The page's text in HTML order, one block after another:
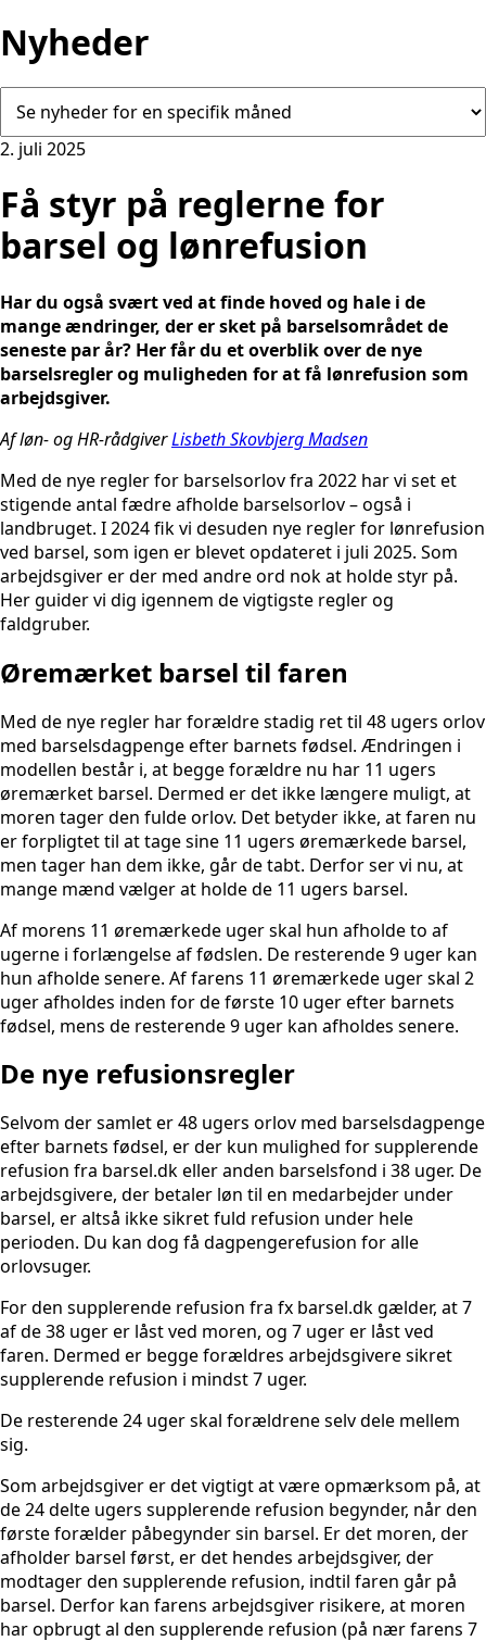
Nyheder
2. juli 2025
Få styr på reglerne for
barsel og lønrefusion
Har du også svært ved at finde hoved og hale i de
mange ændringer, der er sket på barselsområdet de
seneste par år? Her får du et overblik over de nye
barselsregler og muligheden for at få lønrefusion som
arbejdsgiver.
Af løn- og HR-rådgiverLisbeth Skovbjerg Madsen
Med de nye regler for barselsorlov fra 2022 har vi set et
stigende antal fædre afholde barselsorlov – også i
landbruget. I 2024 fik vi desuden nye regler for lønrefusion
ved barsel, som igen er blevet opdateret i juli 2025. Som
arbejdsgiver er der med andre ord nok at holde styr på.
Her guider vi dig igennem de vigtigste regler og
faldgruber.
Øremærket barsel til faren
Med de nye regler har forældre stadig ret til 48 ugers orlov
med barselsdagpenge efter barnets fødsel. Ændringen i
modellen består i, at begge forældre nu har 11 ugers
øremærket barsel. Dermed er det ikke længere muligt, at
moren tager den fulde orlov. Det betyder ikke, at faren nu
er forpligtet til at tage sine 11 ugers øremærkede barsel,
men tager han dem ikke, går de tabt. Derfor ser vi nu, at
mange mænd vælger at holde de 11 ugers barsel.
Af morens 11 øremærkede uger skal hun afholde to af
ugerne i forlængelse af fødslen. De resterende 9 uger kan
hun afholde senere. Af farens 11 øremærkede uger skal 2
uger afholdes inden for de første 10 uger efter barnets
fødsel, mens de resterende 9 uger kan afholdes senere.
De nye refusionsregler
Selvom der samlet er 48 ugers orlov med barselsdagpenge
efter barnets fødsel, er der kun mulighed for supplerende
refusion fra barsel.dk eller anden barselsfond i 38 uger. De
arbejdsgivere, der betaler løn til en medarbejder under
barsel, er altså ikke sikret fuld refusion under hele
perioden. Du kan dog få dagpengerefusion for alle
orlovsuger.
For den supplerende refusion fra fx barsel.dk gælder, at 7
af de 38 uger er låst ved moren, og 7 uger er låst ved
faren. Dermed er begge forældres arbejdsgivere sikret
supplerende refusion i mindst 7 uger.
De resterende 24 uger skal forældrene selv dele mellem
sig.
Som arbejdsgiver er det vigtigt at være opmærksom på, at
de 24 delte ugers supplerende refusion begynder, når den
første forælder påbegynder sin barsel. Er det moren, der
afholder barsel først, er det hendes arbejdsgiver, der
modtager den supplerende refusion, indtil faren går på
barsel. Derfor kan farens arbejdsgiver risikere, at moren
har opbrugt al den supplerende refusion (på nær farens 7